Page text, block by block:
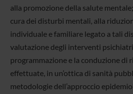
alla promozione della salute
cura dei disturbi mentali, alla
individuale e familiare legato a tali
valutazione degli interventi
programmazione e la conduzione di
effettuate, in un’ottica di sanità
metodologie dell’approccio